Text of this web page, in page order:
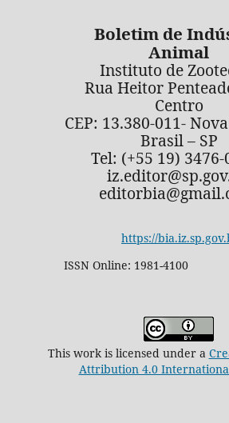
Boletim de
Animal
Instituto de
Rua Heitor
Centro
CEP: 13.380-011-
Brasil – SP
Tel: (+55 19)
https://
ISSN Online: 1981-4100
This work is licensed under a
Attribution 4.0